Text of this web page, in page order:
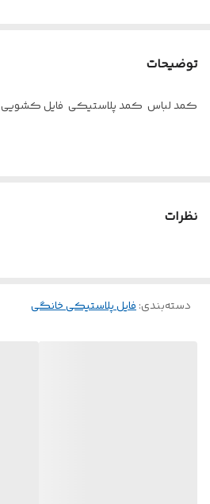
توضیحات
کمد لباس کمد پلاستیکی فایل کشویی
نظرات
دسته‌بندی:فایل پلاستیکی خانگی